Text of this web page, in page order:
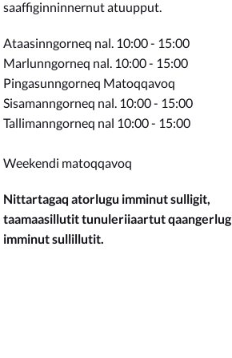
saaffiginninnernut atuupput.
Ataasinngorneq nal. 10:00 - 15:00
Marlunngorneq nal. 10:00 - 15:00
Pingasunngorneq Matoqqavoq
Sisamanngorneq nal. 10:00 - 15:00
Tallimanngorneq nal 10:00 - 15:00
Weekendi matoqqavoq
Nittartagaq atorlugu imminut sulligit,
taamaasillutit tunuleriiaartut
imminut sullillutit.